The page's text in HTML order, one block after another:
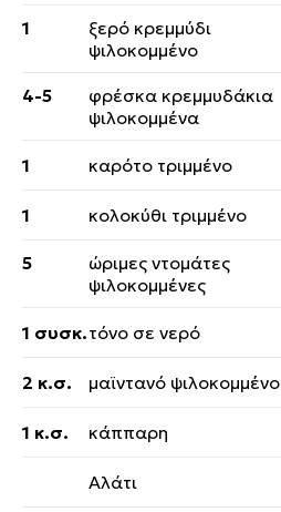
1
ξερό κρεμμύδι
ψιλοκομμένο
4-5
φρέσκα κρεμμυδάκια
ψιλοκομμένα
1 καρότο τριμμένο
1 κολοκύθι τριμμένο
5
ώριμες ντομάτες
ψιλοκομμένες
1 συσκ.τόνο σε νερό
2 κ.σ. μαϊντανό ψιλοκομμένο
1 κ.σ. κάππαρη
Αλάτι